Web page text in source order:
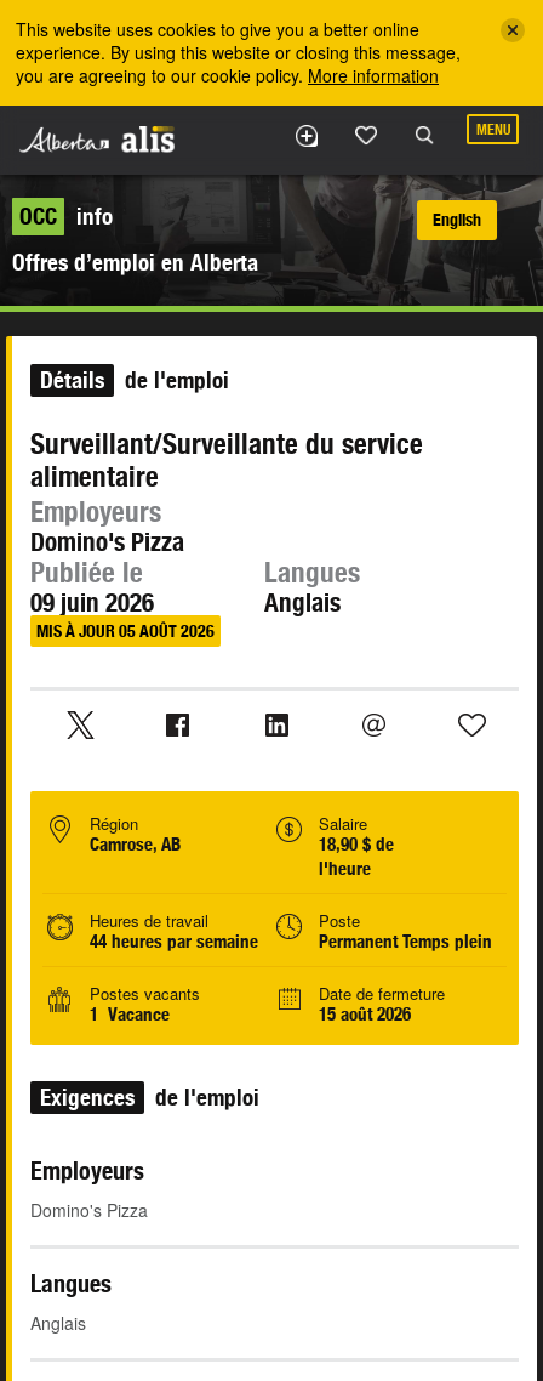
This website uses cookies to give you a better online
experience. By using this website or closing this message,
you are agreeing to our cookie policy. More information
MENU
OCC
info
Offres d’emploi en Alberta
English
Détails de l'emploi
Surveillant/Surveillante du service
alimentaire
Employeurs
Domino's Pizza
Publiée le
09 juin 2026
MIS À JOUR 05 AOÛT 2026
Langues
Anglais
Région
Camrose, AB
Salaire
18,90 $ de
l'heure
Heures de travail
44 heures par semaine
Poste
Permanent Temps plein
Postes vacants
1 Vacance
Date de fermeture
15 août 2026
Exigences de l'emploi
Employeurs
Domino's Pizza
Langues
Anglais